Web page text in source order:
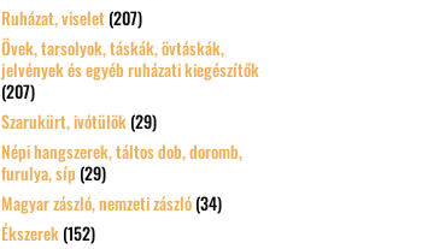
Ruházat, viselet(207)
Övek, tarsolyok, táskák, övtáskák,
jelvények és egyéb ruházati kiegészítők
(207)
Szarukürt, ivótülök(29)
Népi hangszerek, táltos dob, doromb,
furulya, síp (29)
Magyar zászló, nemzeti zászló(34)
Ékszerek(152)